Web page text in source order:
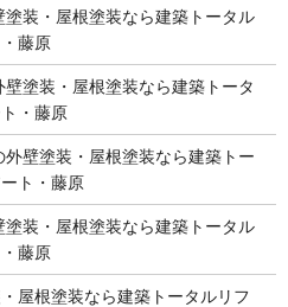
装・屋根塗装なら建築トータル
藤原
塗装・屋根塗装なら建築トータ
・藤原
壁塗装・屋根塗装なら建築トー
ト・藤原
装・屋根塗装なら建築トータル
藤原
屋根塗装なら建築トータルリフ